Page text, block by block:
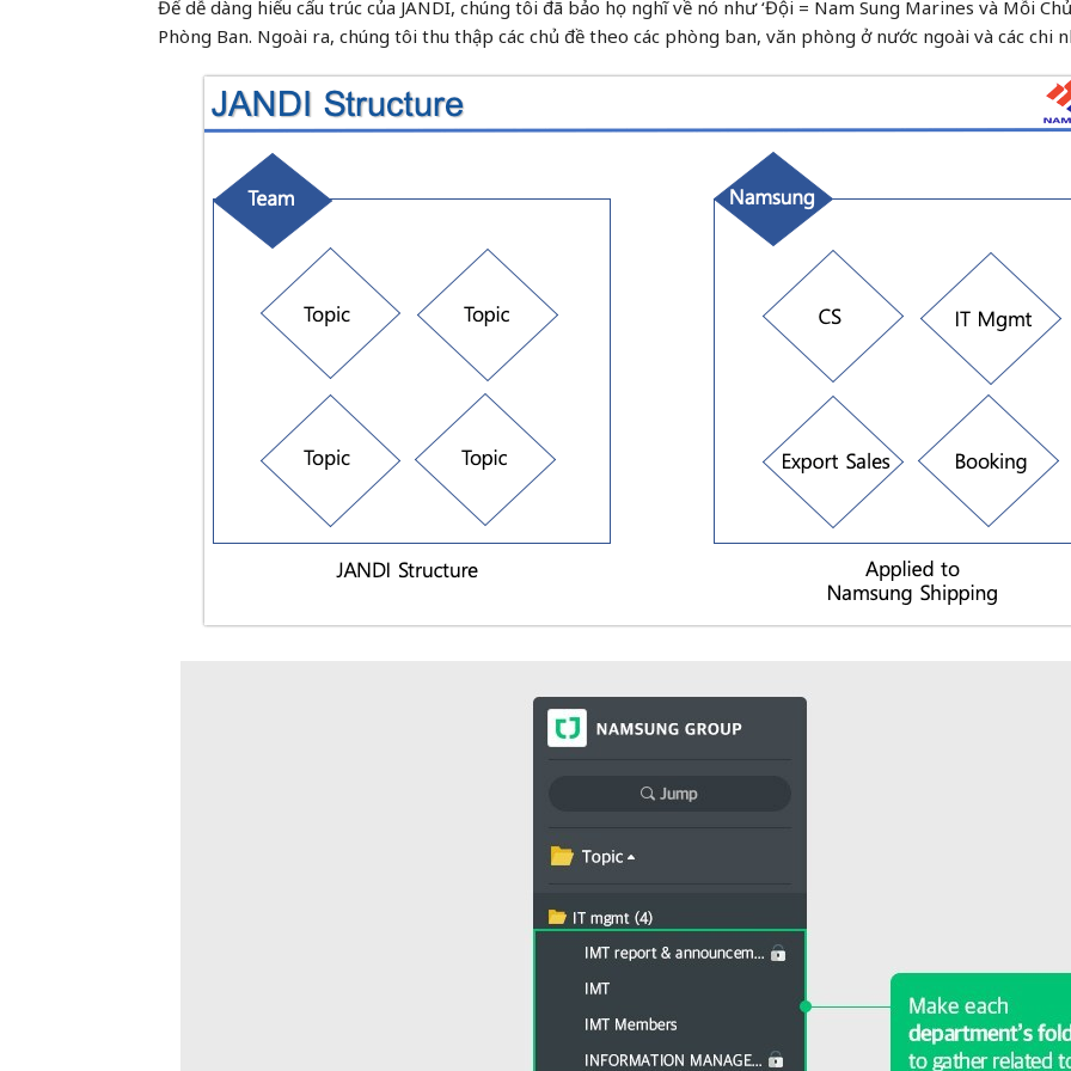
Để dễ dàng hiểu cấu trúc của JANDI, chúng tôi đã bảo họ nghĩ về nó như ‘Đội = Nam Sung Marines và Mỗi
Phòng Ban. Ngoài ra, chúng tôi thu thập các chủ đề theo các phòng ban, văn phòng ở nước ngoài và các chi